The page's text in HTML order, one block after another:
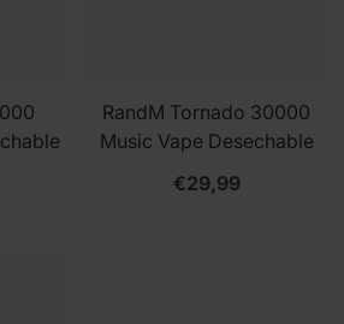
RandM Tornado 30000
Music Vape Desechable
€29,99